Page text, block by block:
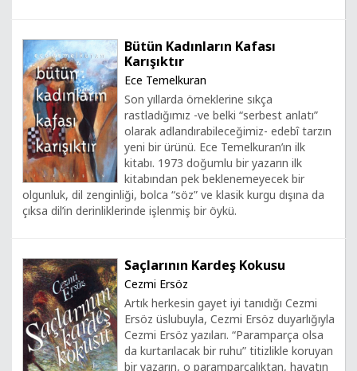
Bütün Kadınların Kafası
Karışıktır
Ece Temelkuran
Son yıllarda örneklerine sıkça
rastladığımız -ve belki “serbest anlatı”
olarak adlandırabileceğimiz- edebî tarzın
yeni bir ürünü. Ece Temelkuran’ın ilk
kitabı. 1973 doğumlu bir yazarın ilk
kitabından pek beklenemeyecek bir
olgunluk, dil zenginliği, bolca “söz” ve klasik kurgu dışına da
çıksa dil’in derinliklerinde işlenmiş bir öykü.
Saçlarının Kardeş Kokusu
Cezmi Ersöz
Artık herkesin gayet iyi tanıdığı Cezmi
Ersöz üslubuyla, Cezmi Ersöz duyarlığıyla
Cezmi Ersöz yazıları. “Paramparça olsa
da kurtarılacak bir ruhu” titizlikle koruyan
bir yazarın, o paramparçalıktan, hayatın